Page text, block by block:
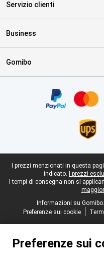
Servizio clienti
Business
Gomibo
Piè di pagina legale
I prezzi menzionati in questa
indicato.
I prezzi
I tempi di consegna non si
Informazioni su
Preferenze sui cookie
Preferenze sui